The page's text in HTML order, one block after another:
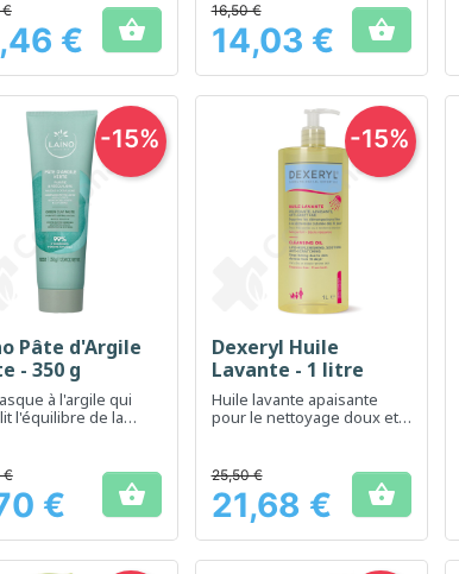
€
€  Prix
16,50 €
14,03 € 
Aperçu rapide
Pâte d'Argile
- 350 g
à l'argile qui
l'équilibre de la
€
€ 
-15%
Aperçu rapide
Dexeryl Huile
Lavante - 1 litre
Huile lavante apaisante
pour le nettoyage doux et
Prix
25,50 €
21,68 € 
-15%